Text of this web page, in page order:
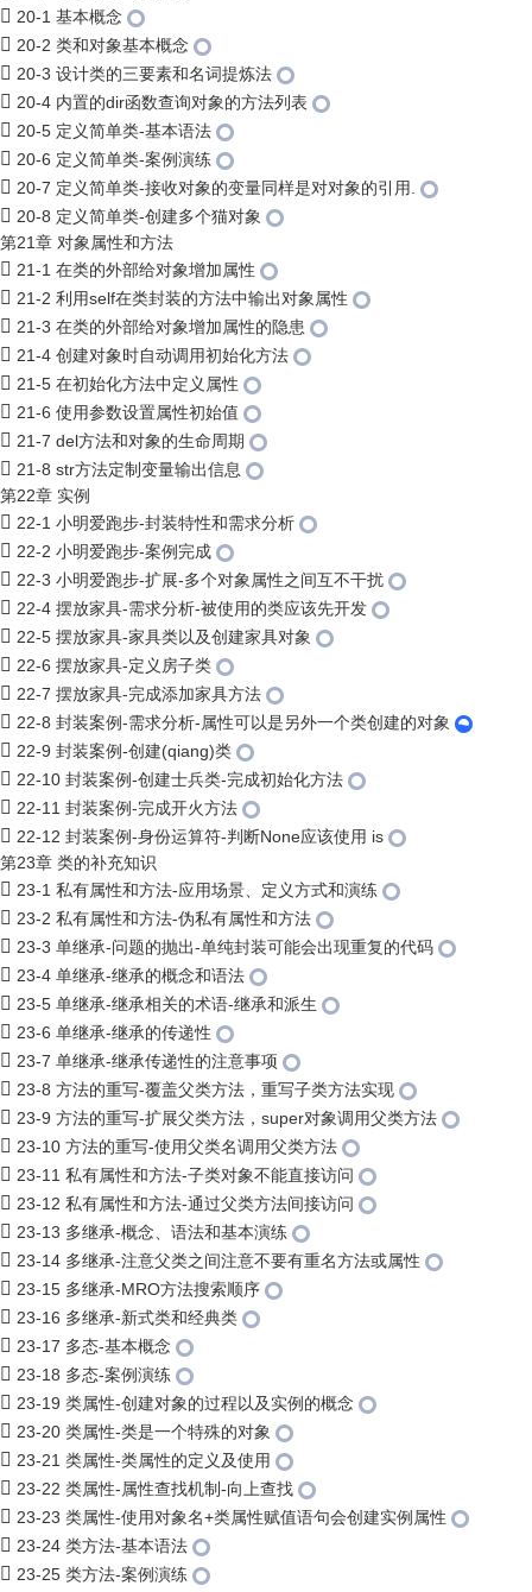
20-1 基本概念
20-2 类和对象基本概念
20-3 设计类的三要素和名词提炼法
20-4 内置的dir函数查询对象的方法列表
20-5 定义简单类-基本语法
20-6 定义简单类-案例演练
20-7 定义简单类-接收对象的变量同样是对对象的引用.
20-8 定义简单类-创建多个猫对象
第21章 对象属性和方法
21-1 在类的外部给对象增加属性
21-2 利用self在类封装的方法中输出对象属性
21-3 在类的外部给对象增加属性的隐患
21-4 创建对象时自动调用初始化方法
21-5 在初始化方法中定义属性
21-6 使用参数设置属性初始值
21-7 del方法和对象的生命周期
21-8 str方法定制变量输出信息
第22章 实例
22-1 小明爱跑步-封装特性和需求分析
22-2 小明爱跑步-案例完成
22-3 小明爱跑步-扩展-多个对象属性之间互不干扰
22-4 摆放家具-需求分析-被使用的类应该先开发
22-5 摆放家具-家具类以及创建家具对象
22-6 摆放家具-定义房子类
22-7 摆放家具-完成添加家具方法
22-8 封装案例-需求分析-属性可以是另外一个类创建的对象
22-9 封装案例-创建(qiang)类
22-10 封装案例-创建士兵类-完成初始化方法
22-11 封装案例-完成开火方法
22-12 封装案例-身份运算符-判断None应该使用 is
第23章 类的补充知识
23-1 私有属性和方法-应用场景、定义方式和演练
23-2 私有属性和方法-伪私有属性和方法
23-3 单继承-问题的抛出-单纯封装可能会出现重复的代码
23-4 单继承-继承的概念和语法
23-5 单继承-继承相关的术语-继承和派生
23-6 单继承-继承的传递性
23-7 单继承-继承传递性的注意事项
23-8 方法的重写-覆盖父类方法，重写子类方法实现
23-9 方法的重写-扩展父类方法，super对象调用父类方法
23-10 方法的重写-使用父类名调用父类方法
23-11 私有属性和方法-子类对象不能直接访问
23-12 私有属性和方法-通过父类方法间接访问
23-13 多继承-概念、语法和基本演练
23-14 多继承-注意父类之间注意不要有重名方法或属性
23-15 多继承-MRO方法搜索顺序
23-16 多继承-新式类和经典类
23-17 多态-基本概念
23-18 多态-案例演练
23-19 类属性-创建对象的过程以及实例的概念
23-20 类属性-类是一个特殊的对象
23-21 类属性-类属性的定义及使用
23-22 类属性-属性查找机制-向上查找
23-23 类属性-使用对象名+类属性赋值语句会创建实例属性
23-24 类方法-基本语法
23-25 类方法-案例演练